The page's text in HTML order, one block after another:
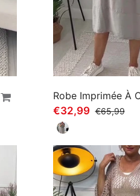
€32,99 €65,99